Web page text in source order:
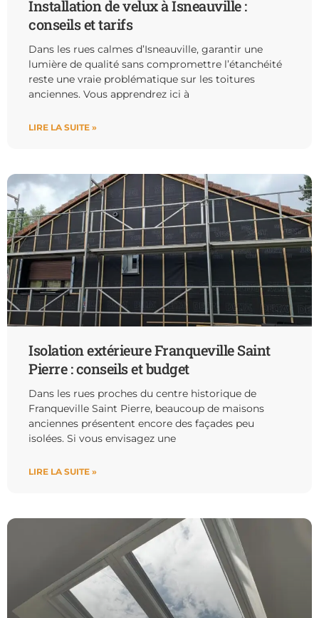
Installation de velux à Isneauville :
conseils et tarifs
Dans les rues calmes d’Isneauville, garantir une
lumière de qualité sans compromettre l’étanchéité
reste une vraie problématique sur les toitures
anciennes. Vous apprendrez ici à
LIRE LA SUITE »
Isolation extérieure Franqueville Saint
Pierre : conseils et budget
Dans les rues proches du centre historique de
Franqueville Saint Pierre, beaucoup de maisons
anciennes présentent encore des façades peu
isolées. Si vous envisagez une
LIRE LA SUITE »